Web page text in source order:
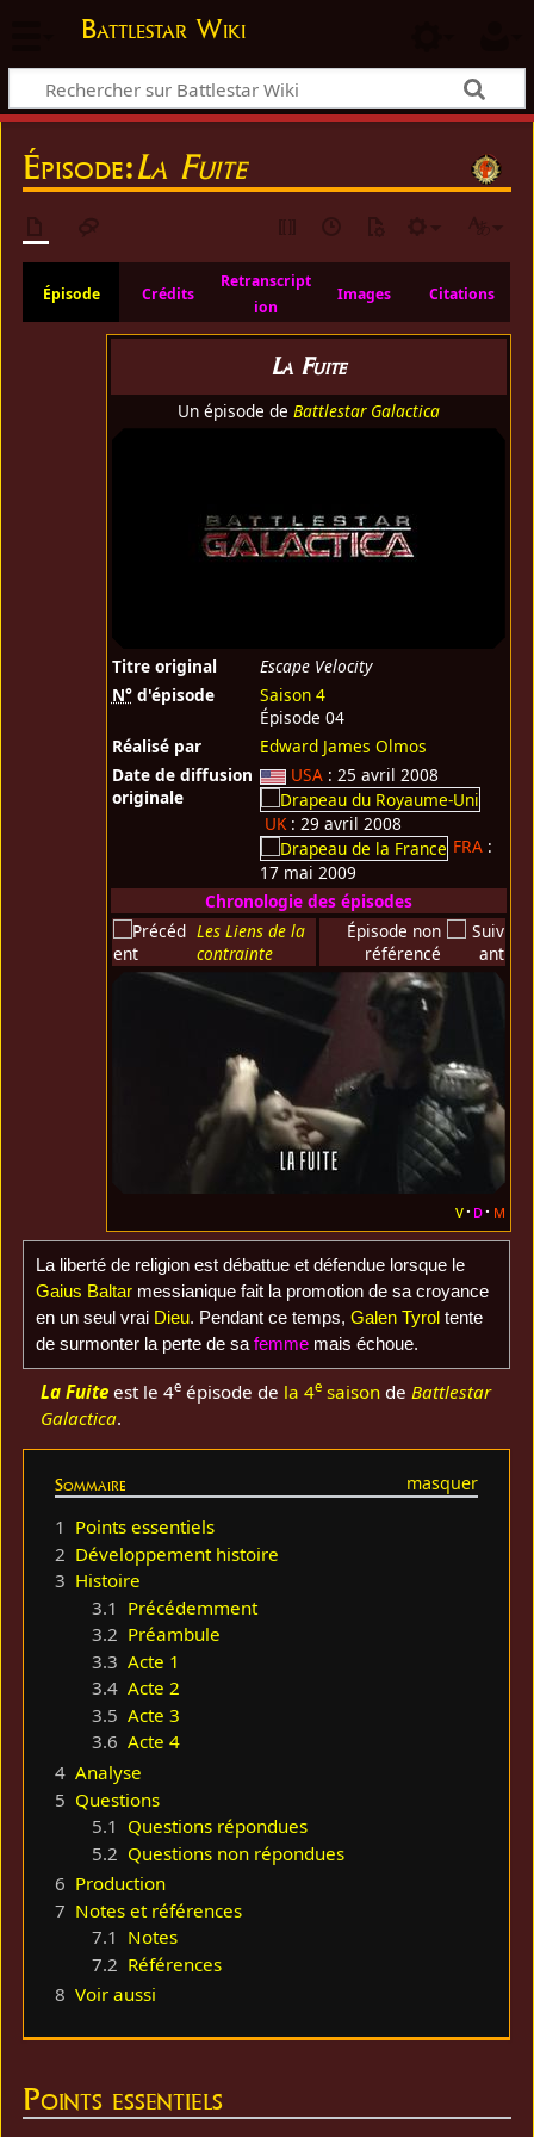
Battlestar Wiki
Épisode:La Fuite
Épisode Crédits
Retranscript
ion
Images Citations
La Fuite
Un épisode de Battlestar Galactica
Titre original
Escape Velocity
N°d'épisode
Saison 4
Épisode 04
Réalisé par
Edward James Olmos
Date de diffusion
originale
USA: 25 avril 2008
UK: 29 avril 2008
FRA:
17 mai 2009
Chronologie des épisodes
Les Liens de la
contrainte
Épisode non
référencé
v d m
La liberté de religion est débattue et défendue lorsque le
Gaius Baltarmessianique fait la promotion de sa croyance
en un seul vrai Dieu. Pendant ce temps, Galen Tyroltente
de surmonter la perte de sa femmemais échoue.
La Fuite est le 4e épisode de la 4e saison de Battlestar
Galactica.
Sommaire
1 Points essentiels
2 Développement histoire
3 Histoire
3.1 Précédemment
3.2 Préambule
3.3 Acte 1
3.4 Acte 2
3.5 Acte 3
3.6 Acte 4
4 Analyse
5 Questions
5.1 Questions répondues
5.2 Questions non répondues
6 Production
7 Notes et références
7.1 Notes
7.2 Références
8 Voir aussi
Points essentiels